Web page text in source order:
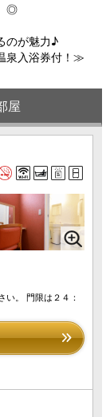
◎
のが魅力♪
泉入浴券付！≫
屋
。 門限は２４：